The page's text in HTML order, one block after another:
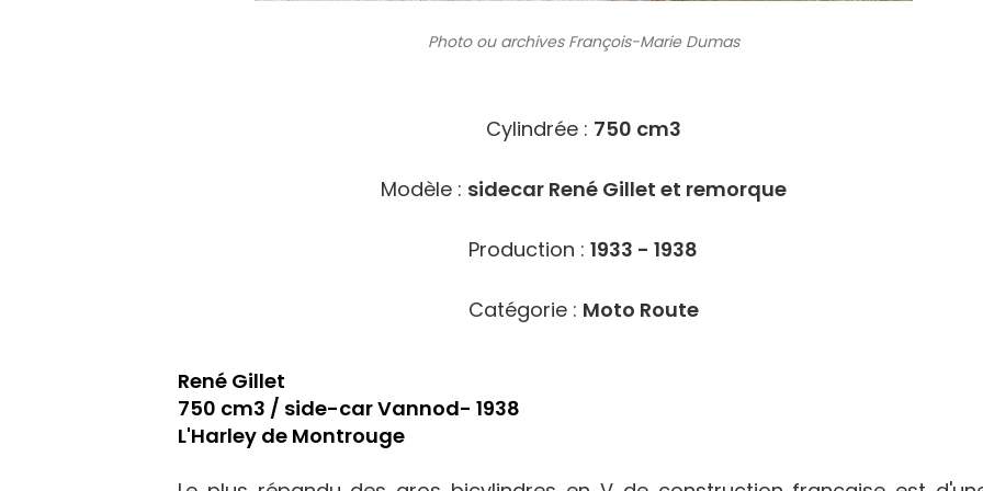
Photo ou archivesFrançois-Marie Dumas
Cylindrée : 750 cm3
Modèle : sidecar René Gillet et remorque
Production : 1933 - 1938
Catégorie : Moto Route
René Gillet
750 cm3 / side-car Vannod- 1938
L'Harley de Montrouge